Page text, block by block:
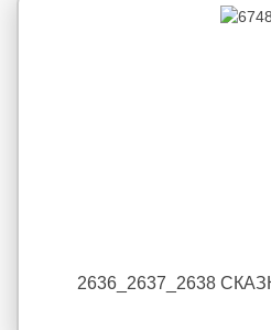
2636_2637_2638